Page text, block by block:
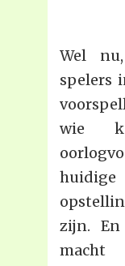
Wel
spelers
wie
zijn.
macht